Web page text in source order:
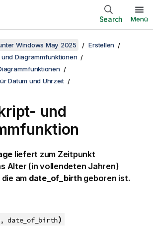
Search Menü
Windows May 2025
Erstellen
Diagrammfunktionen
Datum und Uhrzeit
und
liefert zum Zeitpunkt
Alter (in vollendeten Jahren)
am date_of_birthgeboren ist.
date_of_birth)